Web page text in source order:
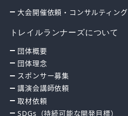
大会開催依頼・コンサルティング
トレイルランナーズについて
団体概要
団体理念
スポンサー募集
講演会講師依頼
取材依頼
SDGs（持続可能な開発目標）